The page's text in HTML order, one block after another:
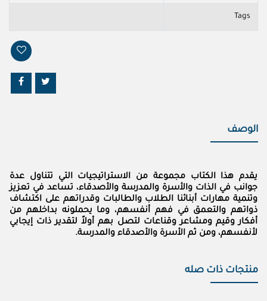
Tags
الوصف
يقدم هذا الكتاب مجموعة من الاستراتيجيات التي تتناول عدة
جوانب في الذات والأسرة والمدرسة والأصدقاء، تساعد في تعزيز
وتنمية مهارات أبنائنا الطلاب والطالبات وقدراتهم على اكتشاف
ذواتهم والتعمق في فهم أنفسهم، وما يحملونه بداخلهم من
أفكار وقيم ومشاعر وقناعات لتصل بهم أولاً لتقدير ذات إيجابي
لأنفسهم، ومن ثم الأسرة والأصدقاء والمدرسة.
منتجات ذات صله